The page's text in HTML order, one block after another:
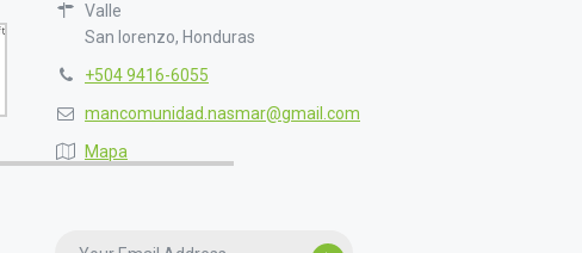
Valle
San lorenzo, Honduras
+504 9416-6055
mancomunidad.nasmar@gmail.com
Mapa